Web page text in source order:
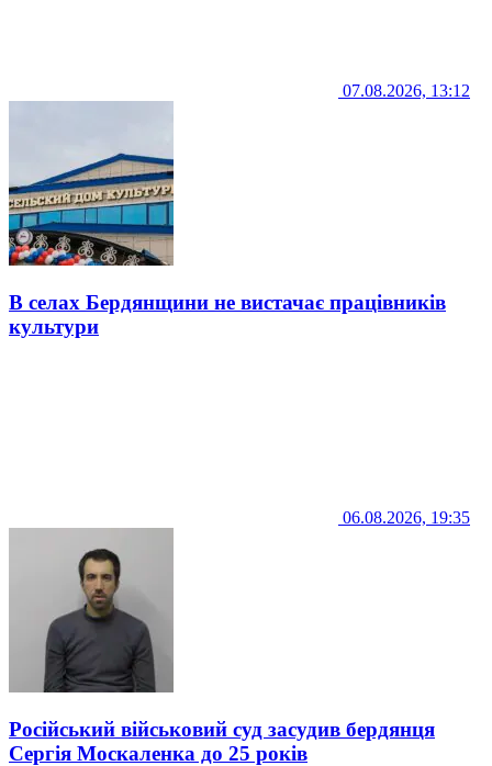
07.08.2026, 13:12
В селах Бердянщини не вистачає працівників
культури
06.08.2026, 19:35
Російський військовий суд засудив бердянця
Сергія Москаленка до 25 років